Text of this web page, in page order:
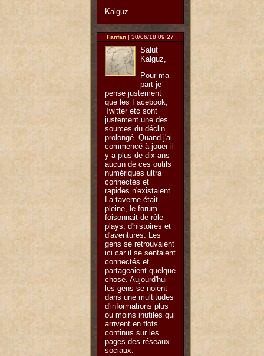
Kalguz.
Fanfan | 30/06/18 09:27
Salut
Kalguz,
Pour ma
part je
pense justement
que les Facebook,
Twitter etc sont
justement une des
sources du déclin
prolongé. Quand j'ai
commencé à jouer il
y a plus de dix ans
aucun de ces outils
numériques ultra
connectés et
rapides n'existaient.
La taverne était
pleine, le forum
foisonnait de rôle
plays, d'histoires et
d'aventures. Les
gens se retrouvaient
ici car il se sentaient
connectés et
partageaient quelque
chose. Aujourd'hui
les gens se noient
dans une multitudes
d'informations plus
ou moins inutiles qui
arrivent en flots
continus sur les
pages des réseaux
sociaux.